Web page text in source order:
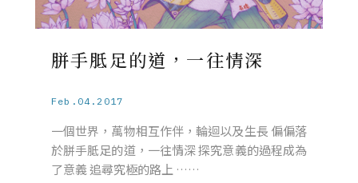
胼手胝足的道，一往情深
Feb.04.2017
一個世界，萬物相互作伴，輪迴以及生長 偏偏落
於胼手胝足的道，一往情深 探究意義的過程成為
了意義 追尋究極的路上 ……